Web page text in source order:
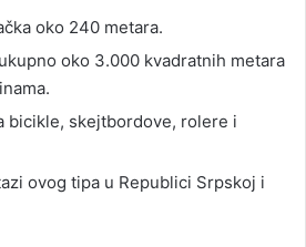
oko 240 metara.
oko 3.000 kvadratnih metara
bicikle, skejtbordove, rolere i
ovog tipa u Republici Srpskoj i